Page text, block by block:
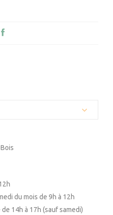
du mois de 9h à 12h
14h à 17h (sauf samedi)